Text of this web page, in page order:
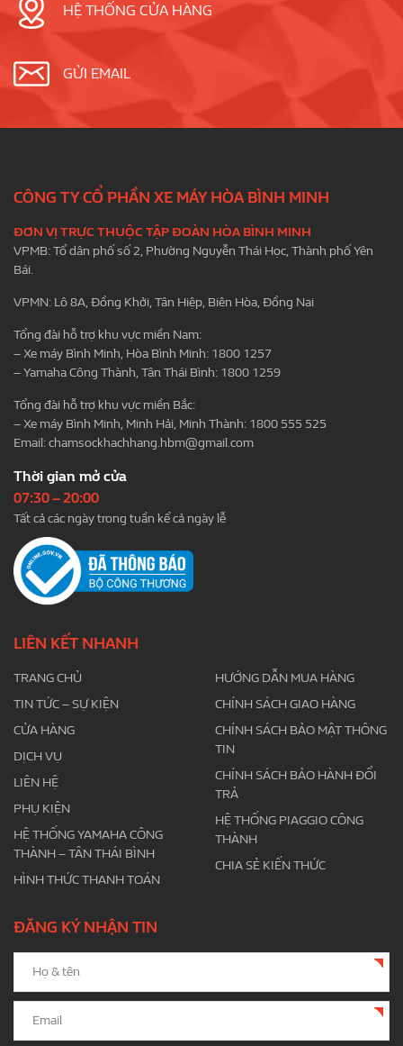
HỆ THỐNG CỬA HÀNG
GỬI EMAIL
CÔNG TY CỔ PHẦN XE MÁY HÒA BÌNH MINH
ĐƠN VỊ TRỰC THUỘC TẬP ĐOÀN HÒA BÌNH MINH
VPMB: Tổ dân phố số 2, Phường Nguyễn Thái Học, Thành phố Yên
Bái.
VPMN: Lô 8A, Đồng Khởi, Tân Hiệp, Biên Hòa, Đồng Nai
Tổng đài hỗ trợ khu vực miền Nam:
– Xe máy Bình Minh, Hòa Bình Minh: 1800 1257
– Yamaha Công Thành, Tân Thái Bình: 1800 1259
Tổng đài hỗ trợ khu vực miền Bắc:
– Xe máy Bình Minh, Minh Hải, Minh Thành: 1800 555 525
Email:chamsockhachhang.hbm@gmail.com
Thời gian mở cửa
07:30 – 20:00
Tất cả các ngày trong tuần kể cả ngày lễ
LIÊN KẾT NHANH
TRANG CHỦ
TIN TỨC – SỰ KIỆN
CỬA HÀNG
DỊCH VỤ
LIÊN HỆ
PHỤ KIỆN
HỆ THỐNG YAMAHA CÔNG
THÀNH – TÂN THÁI BÌNH
HÌNH THỨC THANH TOÁN
HƯỚNG DẪN MUA HÀNG
CHÍNH SÁCH GIAO HÀNG
CHÍNH SÁCH BẢO MẬT THÔNG
TIN
CHÍNH SÁCH BẢO HÀNH ĐỔI
TRẢ
HỆ THỐNG PIAGGIO CÔNG
THÀNH
CHIA SẺ KIẾN THỨC
ĐĂNG KÝ NHẬN TIN